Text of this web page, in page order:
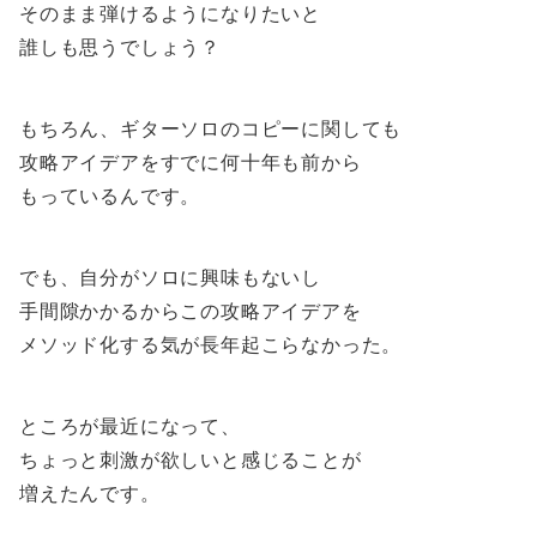
そのまま弾けるようになりたいと
誰しも思うでしょう？
もちろん、ギターソロのコピーに関しても
攻略アイデアをすでに何十年も前から
もっているんです。
でも、自分がソロに興味もないし
手間隙かかるからこの攻略アイデアを
メソッド化する気が長年起こらなかった。
ところが最近になって、
ちょっと刺激が欲しいと感じることが
増えたんです。